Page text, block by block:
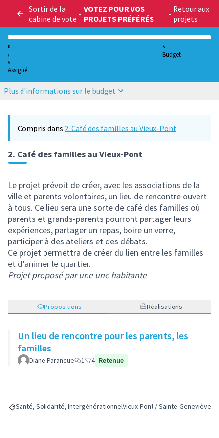
Sortir de la
cabine de vote - VOTEZ POUR VOS
PROJETS PRÉFÉRÉS
- Retour aux
projets
0
/
5
Assigné
5
Budget
Plus d'informations sur le budget
Compris dans 2. Café des familles au Vieux-Pont
2. Café des familles au Vieux-Pont
Le projet prévoit de créer, avec les associations de la
ville et parents volontaires, un lieu de rencontre ouvert
à tous. Ce lieu sera une sorte de café des familles où
parents et grands-parents pourront partager leurs
expériences, partager un repas, boire un verre,
participer à des ateliers et des débats.
Ce projet permettra de créer du lien entre les familles
et d’animer le quartier.
Projet proposé par une une habitante
Propositions Réalisations
Un lieu de rencontre pour les parents, les
familles
Diane Paranque 1 4 Retenue
Filtrer les résultats de la catégorie : Santé, Solidarité,
Santé, Solidarité, IntergénérationnelFiltrer les résultats pour le
Vieux-Pont / Sainte-Geneviève